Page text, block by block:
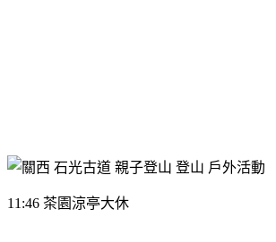
11:46 茶園涼亭大休